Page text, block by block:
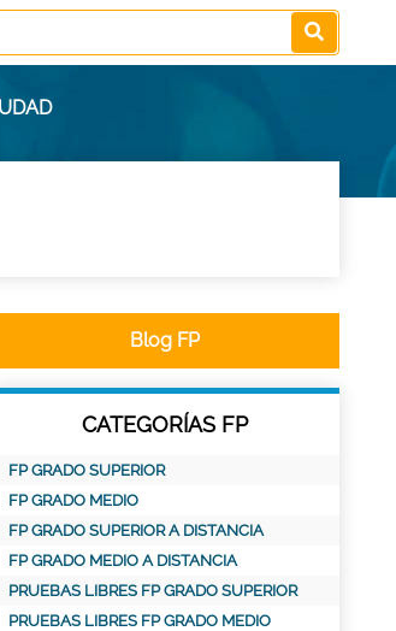
Blog FP
CATEGORÍAS FP
FP GRADO SUPERIOR
FP GRADO MEDIO
FP GRADO SUPERIOR A DISTANCIA
FP GRADO MEDIO A DISTANCIA
PRUEBAS LIBRES FP GRADO SUPERIOR
PRUEBAS LIBRES FP GRADO MEDIO